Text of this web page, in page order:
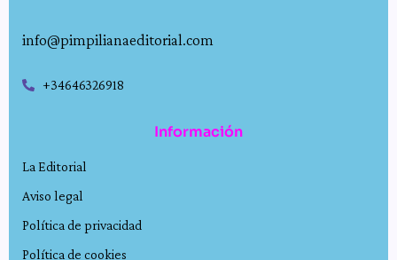
info@pimpilianaeditorial.com
+34646326918
Información
La Editorial
Aviso legal
Política de privacidad
Política de cookies